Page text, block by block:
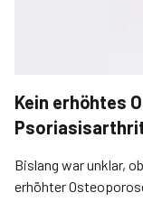
Kein erhöhtes
Bislang war unklar,
erhöhter